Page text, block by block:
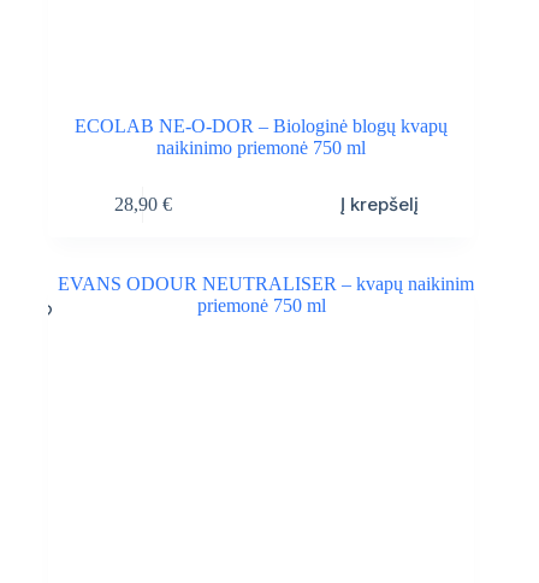
ECOLAB NE-O-DOR – Biologinė blogų kvapų
naikinimo priemonė 750 ml
28,90 € Į krepšelį